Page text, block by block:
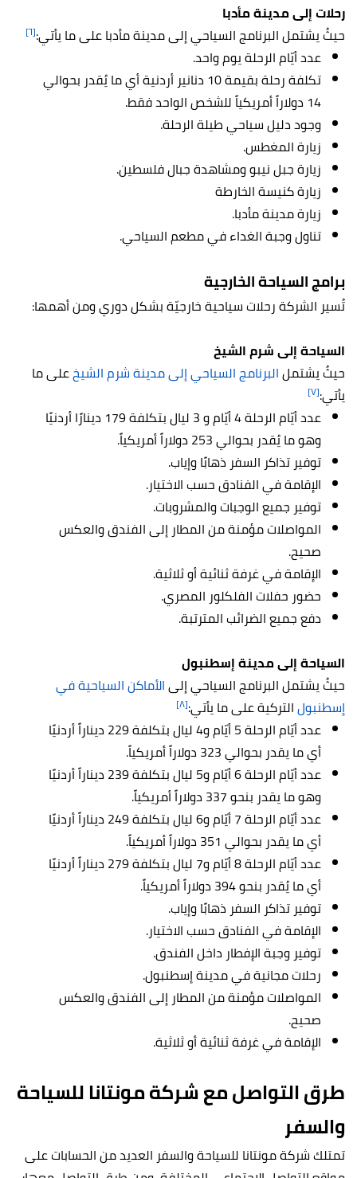
رحلات إلى مدينة مأدبا
حيثُ يشتمل البرنامج السياحي إلى مدينة مأدبا على ما يأتي:[٦]
عدد أيّام الرحلة يوم واحد.
تكلفة رحلة بقيمة 10 دنانير أردنية أي ما يُقدر بحوالي
14 دولاراً أمريكياً للشخص الواحد فقط.
وجود دليل سياحي طيلة الرحلة.
زيارة المغطس.
زيارة جبل نيبو ومشاهدة جبال فلسطين.
زيارة كنيسة الخارطة
زيارة مدينة مأدبا.
تناول وجبة الغداء في مطعم السياحي.
برامج السياحة الخارجية
تُسير الشركة رحلات سياحية خارجيّة بشكل دوري ومن أهمها:
السياحة إلى شرم الشيخ
حيثُ يشتملالبرنامج السياحي إلى مدينة شرم الشيخعلى ما
يأتي:[٧]
عدد أيّام الرحلة 4 أيّام و 3 ليال بتكلفة 179 دينارًا أردنيًا
وهو ما يُقدر بحوالي 253 دولاراً أمريكياً.
توفير تذاكر السفر ذهابًا وإياب.
الإقامة في الفنادق حسب الاختيار.
توفير جميع الوجبات والمشروبات.
المواصلات مؤمنة من المطار إلى الفندق والعكس
صحيح.
الإقامة في غرفة ثنائية أو ثلاثية.
حضور حفلات الفلكلور المصري.
دفع جميع الضرائب المترتبة.
السياحة إلى مدينة إسطنبول
حيثُ يشتمل البرنامج السياحي إلىالأماكن السياحية في
إسطنبولالتركية على ما يأتي:[٨]
عدد أيّام الرحلة 5 أيّام و4 ليال بتكلفة 229 ديناراً أردنيًا
أي ما يقدر بحوالي 323 دولاراً أمريكياً.
عدد أيّام الرحلة 6 أيّام و5 ليال بتكلفة 239 ديناراً أردنيًا
وهو ما يقدر بنحو 337 دولاراً أمريكياً.
عدد أيّام الرحلة 7 أيّام و6 ليال بتكلفة 249 ديناراً أردنيًا
أي ما يقدر بحوالي 351 دولاراً أمريكياً.
عدد أيّام الرحلة 8 أيّام و7 ليال بتكلفة 279 ديناراً أردنيًا
أي ما يُقدر بنحو 394 دولاراً أمريكياً.
توفير تذاكر السفر ذهابًا وإياب.
الإقامة في الفنادق حسب الاختيار.
توفير وجبة الإفطار داخل الفندق.
رحلات مجانية في مدينة إسطنبول.
المواصلات مؤمنة من المطار إلى الفندق والعكس
صحيح.
الإقامة في غرفة ثنائية أو ثلاثية.
طرق التواصل مع شركة مونتانا للسياحة
والسفر
تمتلك شركة مونتانا للسياحة والسفر العديد من الحسابات على